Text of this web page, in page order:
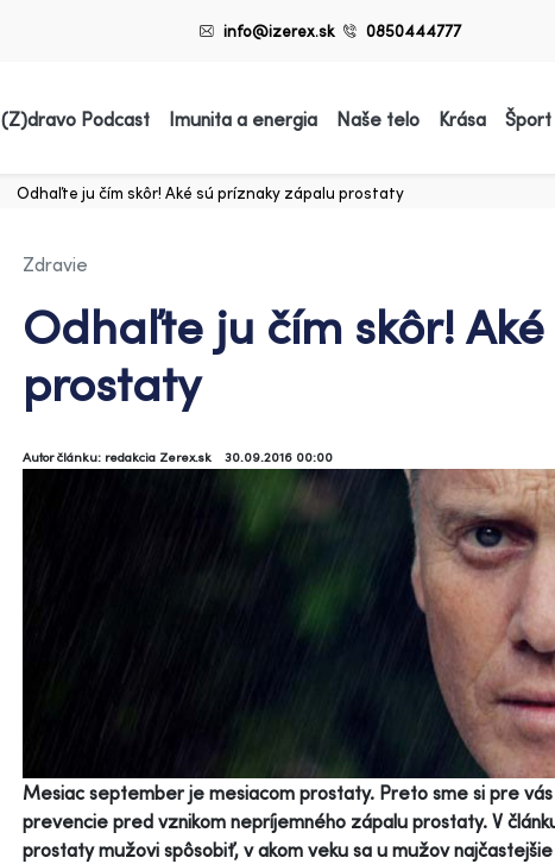
info@izerex.sk 0850444777
(Z)dravo Podcast Imunita a energia Naše telo Krása Šport
Odhaľte ju čím skôr! Aké sú príznaky zápalu prostaty
Zdravie
Odhaľte ju čím skôr!
prostaty
Autor článku: redakcia Zerex.sk 30.09.2016 00:00
Mesiac september je mesiacom prostaty. Preto sme si pre
prevencie pred vznikom nepríjemného zápalu prostaty. V
prostaty mužovi spôsobiť, v akom veku sa u mužov